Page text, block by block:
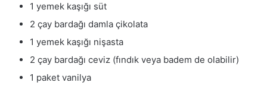
1 yemek kaşığı süt
2 çay bardağı damla çikolata
1 yemek kaşığı nişasta
2 çay bardağı ceviz (fındık veya badem de olabilir)
1 paket vanilya